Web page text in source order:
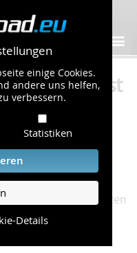
einige Cookies.
andere uns helfen,
verbessern.
Statistiken
Details
Hier findest
vollkommen
über die auf den Seiten